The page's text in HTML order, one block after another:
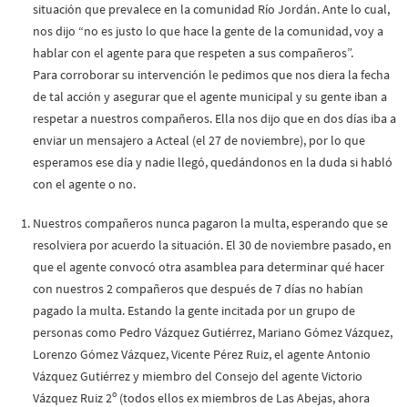
situación que prevalece en la comunidad Río Jordán. Ante lo cual,
nos dijo “no es justo lo que hace la gente de la comunidad, voy a
hablar con el agente para que respeten a sus compañeros”.
Para corroborar su intervención le pedimos que nos diera la fecha
de tal acción y asegurar que el agente municipal y su gente iban a
respetar a nuestros compañeros. Ella nos dijo que en dos días iba a
enviar un mensajero a Acteal (el 27 de noviembre), por lo que
esperamos ese día y nadie llegó, quedándonos en la duda si habló
con el agente o no.
Nuestros compañeros nunca pagaron la multa, esperando que se
resolviera por acuerdo la situación. El 30 de noviembre pasado, en
que el agente convocó otra asamblea para determinar qué hacer
con nuestros 2 compañeros que después de 7 días no habían
pagado la multa. Estando la gente incitada por un grupo de
personas como Pedro Vázquez Gutiérrez, Mariano Gómez Vázquez,
Lorenzo Gómez Vázquez, Vicente Pérez Ruiz, el agente Antonio
Vázquez Gutiérrez y miembro del Consejo del agente Victorio
Vázquez Ruiz 2o (todos ellos ex miembros de Las Abejas, ahora